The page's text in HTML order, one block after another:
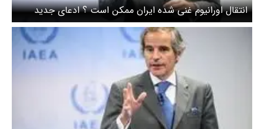
انتقال اورانیوم غنی شده ایران ممکن است ؟ ادعای جدید
گروسی